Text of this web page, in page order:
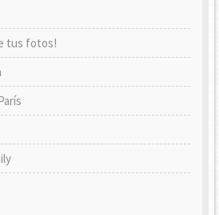
tus fotos!